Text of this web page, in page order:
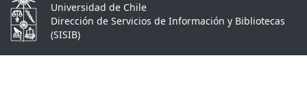
Universidad de Chile
Dirección de Servicios de Información y Bibliotecas
(SISIB)